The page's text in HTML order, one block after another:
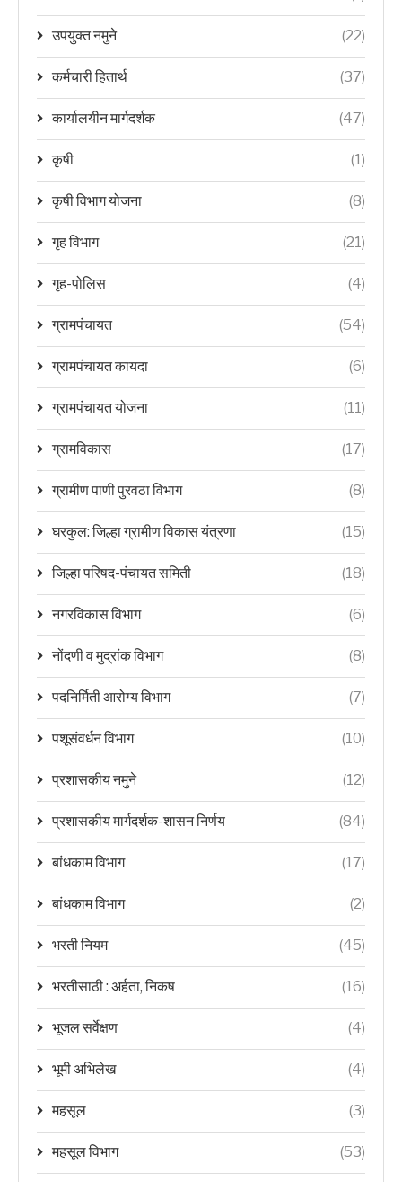
उपयुक्त नमुने (22)
कर्मचारी हितार्थ (37)
कार्यालयीन मार्गदर्शक (47)
कृषी (1)
कृषी विभाग योजना (8)
गृह विभाग (21)
गृह-पोलिस (4)
ग्रामपंचायत (54)
ग्रामपंचायत कायदा (6)
ग्रामपंचायत योजना (11)
ग्रामविकास (17)
ग्रामीण पाणी पुरवठा विभाग (8)
घरकुल: जिल्हा ग्रामीण विकास यंत्रणा (15)
जिल्हा परिषद-पंचायत समिती (18)
नगरविकास विभाग (6)
नोंदणी व मुद्रांक विभाग (8)
पदनिर्मिती आरोग्य विभाग (7)
पशूसंवर्धन विभाग (10)
प्रशासकीय नमुने (12)
प्रशासकीय मार्गदर्शक-शासन निर्णय (84)
बांधकाम विभाग (17)
बांधकाम विभाग (2)
भरती नियम (45)
भरतीसाठी : अर्हता, निकष (16)
भूजल सर्वेक्षण (4)
भूमी अभिलेख (4)
महसूल (3)
महसूल विभाग (53)